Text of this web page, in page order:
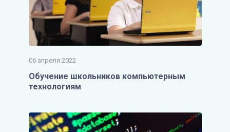
06 апреля 2022
Обучение школьников компьютерным
технологиям